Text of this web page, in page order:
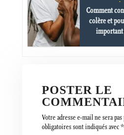
Comment
colère et
POSTER LE
Votre adresse e-mail ne sera
obligatoires sont indiqués avec*